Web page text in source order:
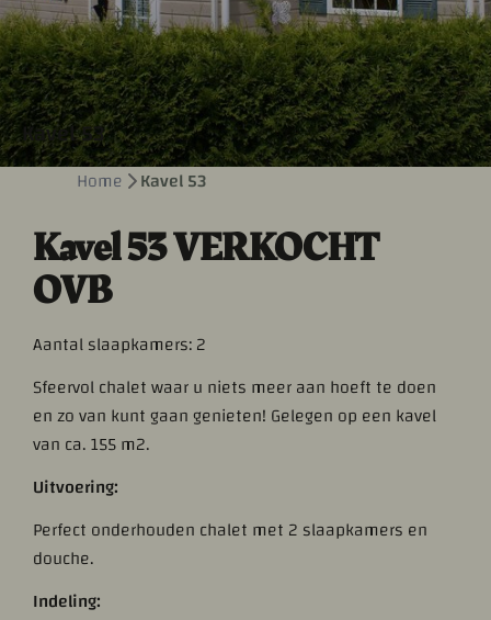
Kavel 53
Home Kavel 53
Kavel 53 VERKOCHT
OVB
Aantal slaapkamers: 2
Sfeervol chalet waar u niets meer aan hoeft te doen
en zo van kunt gaan genieten! Gelegen op een kavel
van ca. 155 m2.
Uitvoering:
Perfect onderhouden chalet met 2 slaapkamers en
douche.
Indeling: